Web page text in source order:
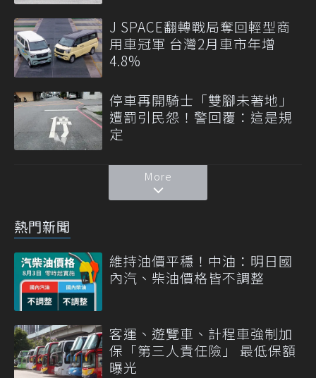
J SPACE翻轉戰局奪回輕型商
用車冠軍 台灣2月車市年增
4.8%
停車再開騎士「雙腳未著地」
遭罰引民怨！警回覆：這是規
定
More
熱門新聞
維持油價平穩！中油：明日國
內汽、柴油價格皆不調整
客運、遊覽車、計程車強制加
保「第三人責任險」 最低保額
曝光